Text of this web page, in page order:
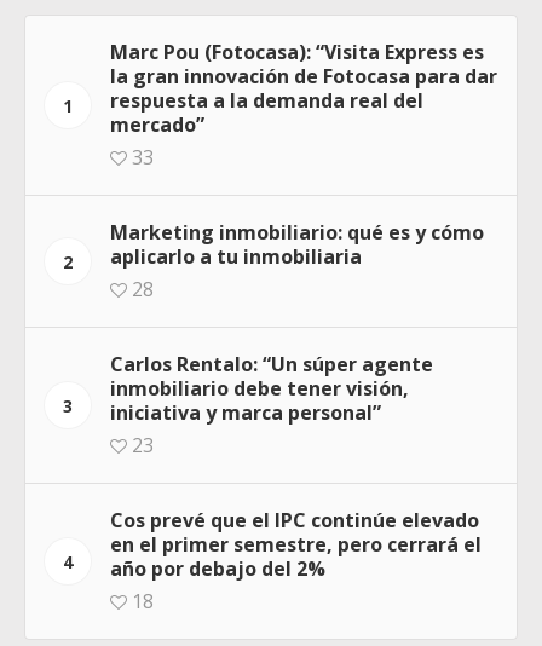
1
Marc Pou (Fotocasa): “Visita Express es
la gran innovación de Fotocasa para dar
respuesta a la demanda real del
mercado”
33
2
Marketing inmobiliario: qué es y cómo
aplicarlo a tu inmobiliaria
28
3
Carlos Rentalo: “Un súper agente
inmobiliario debe tener visión,
iniciativa y marca personal”
23
4
Cos prevé que el IPC continúe elevado
en el primer semestre, pero cerrará el
año por debajo del 2%
18